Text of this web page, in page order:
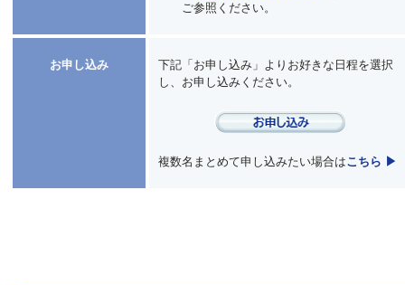
ご参照ください。
お申し込み
下記「お申し込み」よりお好きな日程を選択
し、お申し込みください。
複数名まとめて申し込みたい場合はこちら ▶